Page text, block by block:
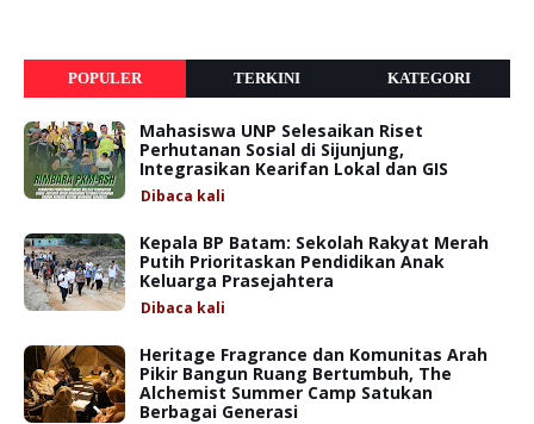
POPULER TERKINI KATEGORI
Mahasiswa UNP Selesaikan Riset
Perhutanan Sosial di Sijunjung,
Integrasikan Kearifan Lokal dan GIS
Dibaca kali
Kepala BP Batam: Sekolah Rakyat Merah
Putih Prioritaskan Pendidikan Anak
Keluarga Prasejahtera
Dibaca kali
Heritage Fragrance dan Komunitas Arah
Pikir Bangun Ruang Bertumbuh, The
Alchemist Summer Camp Satukan
Berbagai Generasi